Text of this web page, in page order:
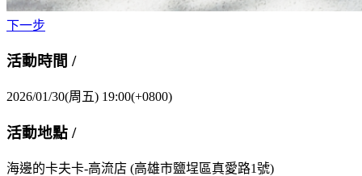
下一步
活動時間 /
2026/01/30(周五) 19:00(+0800)
活動地點 /
海邊的卡夫卡-高流店 (高雄市鹽埕區真愛路1號)